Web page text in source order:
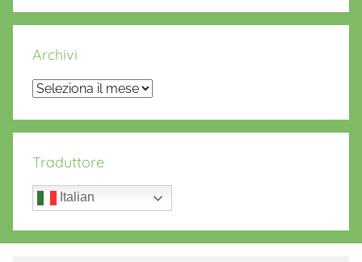
Archivi
Archivi
Traduttore
Italian